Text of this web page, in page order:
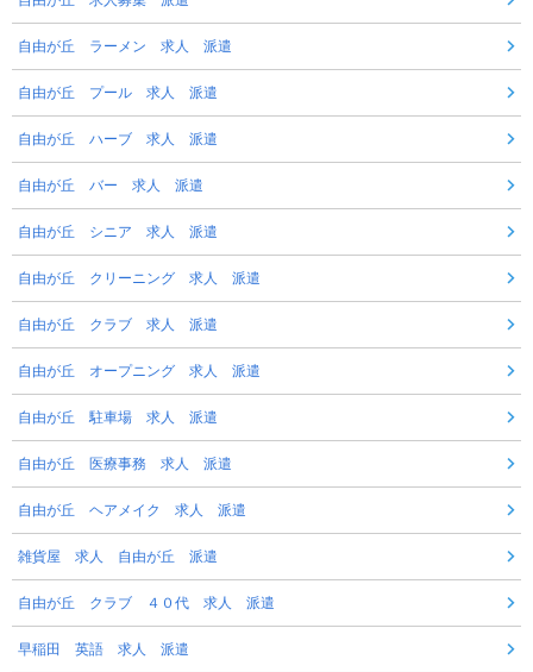
自由が丘 ラーメン 求人 派遣
自由が丘 プール 求人 派遣
自由が丘 ハーブ 求人 派遣
自由が丘 バー 求人 派遣
自由が丘 シニア 求人 派遣
自由が丘 クリーニング 求人 派遣
自由が丘 クラブ 求人 派遣
自由が丘 オープニング 求人 派遣
自由が丘 駐車場 求人 派遣
自由が丘 医療事務 求人 派遣
自由が丘 ヘアメイク 求人 派遣
雑貨屋 求人 自由が丘 派遣
自由が丘 クラブ ４０代 求人 派遣
早稲田 英語 求人 派遣